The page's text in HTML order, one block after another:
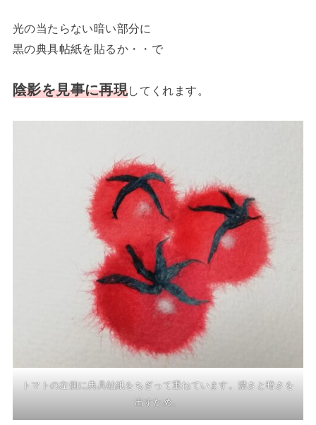
光の当たらない暗い部分に
黒の典具帖紙を貼るか・・で
陰影を見事に再現してくれます。
トマトの左側に典具帖紙をちぎって重ねています。濃さと暗さを
出すため。